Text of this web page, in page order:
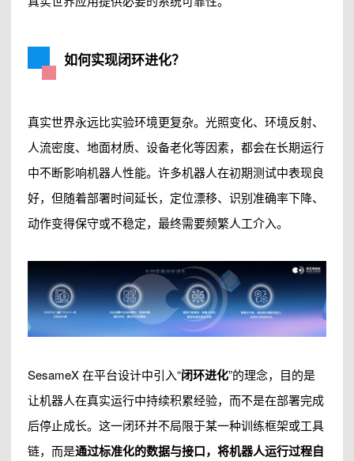
如何实现闭环进化？
真实世界永远比实验环境更复杂。光照变化、环境反射、
人流密度、地面材质、设备老化等因素，都会在长期运行
中不断影响机器人性能。许多机器人在初期测试中表现良
好，但随着部署时间延长，定位漂移、识别准确率下降、
动作变得保守或不稳定，最终需要频繁人工介入。
SesameX 在平台设计中引入“闭环进化”的理念，目的是
让机器人在真实运行中持续积累经验，而不是在部署完成
后停止成长。这一闭环并不局限于某一种训练框架或工具
链，而是通过标准化的数据与接口，将机器人运行过程自